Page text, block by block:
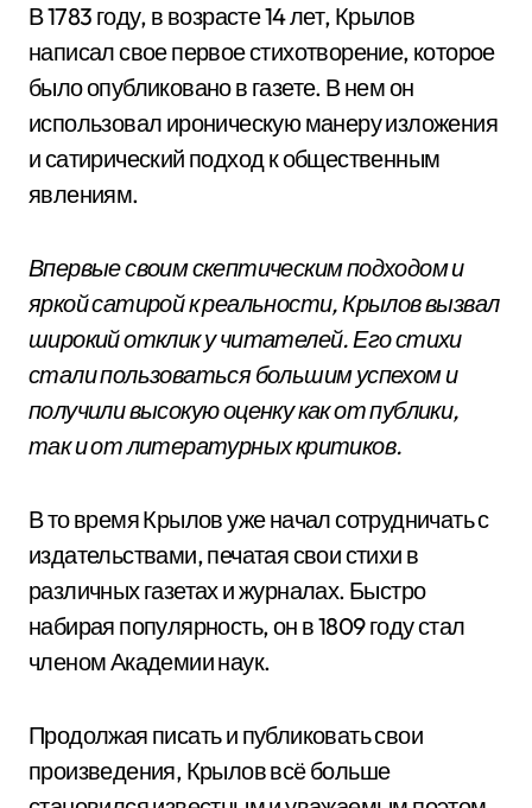
В 1783 году, в возрасте 14 лет, Крылов
написал свое первое стихотворение, которое
было опубликовано в газете. В нем он
использовал ироническую манеру изложения
и сатирический подход к общественным
явлениям.
Впервые своим скептическим подходом и
яркой сатирой к реальности, Крылов вызвал
широкий отклик у читателей. Его стихи
стали пользоваться большим успехом и
получили высокую оценку как от публики,
так и от литературных критиков.
В то время Крылов уже начал сотрудничать с
издательствами, печатая свои стихи в
различных газетах и журналах. Быстро
набирая популярность, он в 1809 году стал
членом Академии наук.
Продолжая писать и публиковать свои
произведения, Крылов всё больше